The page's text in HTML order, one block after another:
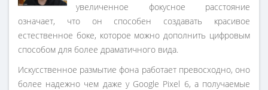
увеличенное фокусное расстояние
означает, что он способен создавать красивое
естественное боке, которое можно дополнить цифровым
способом для более драматичного вида.
Искусственное размытие фона работает превосходно, оно
более надежно чем даже у Google Pixel 6, а получаемые